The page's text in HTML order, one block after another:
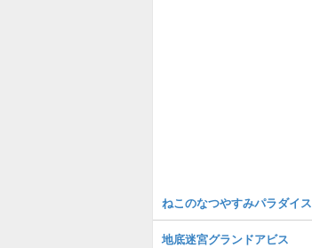
ねこのなつやすみパラダイス
地底迷宮グランドアビス